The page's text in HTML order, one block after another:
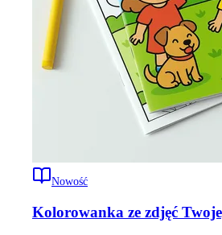
Nowość
Kolorowanka ze zdjęć